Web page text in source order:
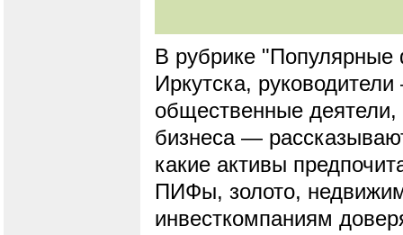
В рубрике
Иркутска,
общественные деятели,
бизнеса —
какие активы
ПИФы, золото,
инвесткомпаниям